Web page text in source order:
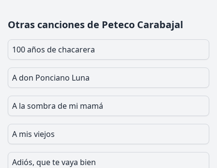
Otras canciones de Peteco Carabajal
100 años de chacarera
A don Ponciano Luna
A la sombra de mi mamá
A mis viejos
Adiós, que te vaya bien